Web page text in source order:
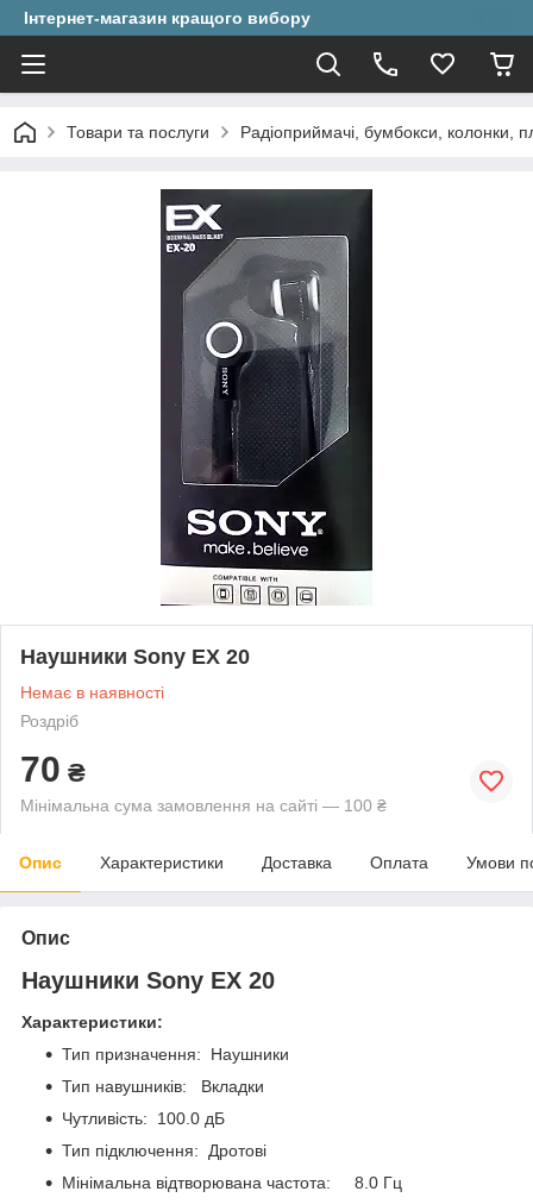
Інтернет-магазин кращого вибору
Товари та послуги Радіоприймачі, бумбокси, колонки,
Наушники Sony EX 20
Немає в наявності
Роздріб
70 ₴
Мінімальна сума замовлення на сайті — 100 ₴
Опис Характеристики Доставка Оплата Умови
Опис
Наушники Sony EX 20
Характеристики:
Тип призначення: Наушники
Тип навушників: Вкладки
Чутливість: 100.0 дБ
Тип підключення: Дротові
Мінімальна відтворювана частота: 8.0 Гц